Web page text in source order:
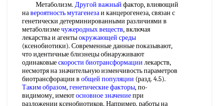
Метаболизм. Другой важный фактор, влияющий
навероятность мутагенезаи канцерогенеза, связан с
генетически детерминированными различиями в
метаболизмечужеродных веществ, включая
лекарства и агентыокружающей среды
(ксенобиотики). Современные данные показывают,
что идентичные близнецы обнаруживают
одинаковыескорости биотрансформации лекарств,
несмотря на значительную изменчивость параметров
биотрансфорации в общей популяции (разд. 4.5).
Таким образом,генетические факторы, по-
видимому, имеютосновное значениепри
разложении ксенобиотиков. Например, работы на